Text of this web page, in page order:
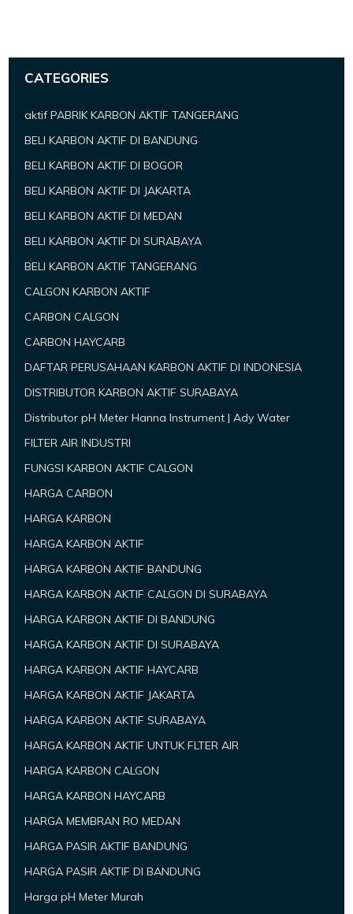
CATEGORIES
aktif PABRIK KARBON AKTIF TANGERANG
BELI KARBON AKTIF DI BANDUNG
BELI KARBON AKTIF DI BOGOR
BELI KARBON AKTIF DI JAKARTA
BELI KARBON AKTIF DI MEDAN
BELI KARBON AKTIF DI SURABAYA
BELI KARBON AKTIF TANGERANG
CALGON KARBON AKTIF
CARBON CALGON
CARBON HAYCARB
DAFTAR PERUSAHAAN KARBON AKTIF DI INDONESIA
DISTRIBUTOR KARBON AKTIF SURABAYA
Distributor pH Meter Hanna Instrument | Ady Water
FILTER AIR INDUSTRI
FUNGSI KARBON AKTIF CALGON
HARGA CARBON
HARGA KARBON
HARGA KARBON AKTIF
HARGA KARBON AKTIF BANDUNG
HARGA KARBON AKTIF CALGON DI SURABAYA
HARGA KARBON AKTIF DI BANDUNG
HARGA KARBON AKTIF DI SURABAYA
HARGA KARBON AKTIF HAYCARB
HARGA KARBON AKTIF JAKARTA
HARGA KARBON AKTIF SURABAYA
HARGA KARBON AKTIF UNTUK FLTER AIR
HARGA KARBON CALGON
HARGA KARBON HAYCARB
HARGA MEMBRAN RO MEDAN
HARGA PASIR AKTIF BANDUNG
HARGA PASIR AKTIF DI BANDUNG
Harga pH Meter Murah